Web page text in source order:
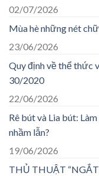
02/07/2026
Mùa hè những nét
23/06/2026
Quy định về thể thức
30/2020
22/06/2026
Rê bút và Lia bút:
nhầm lẫn?
19/06/2026
THỦ THUẬT